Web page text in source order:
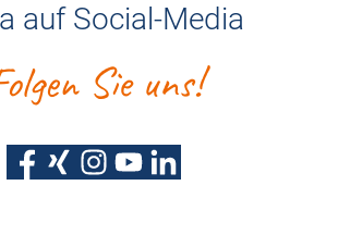
auf Social-Media
Sie uns!